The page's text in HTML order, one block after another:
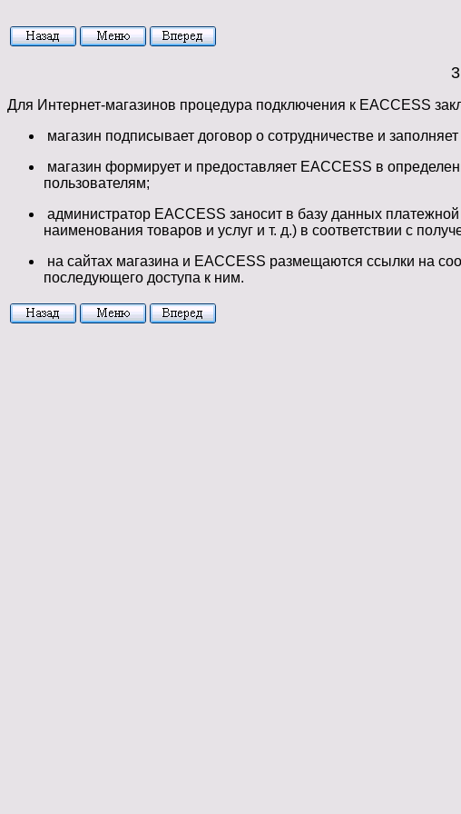
Для Интернет-магазинов процедура подключения к EACCESS
магазин подписывает договор о сотрудничестве и
магазин формирует и предоставляет EACCESS в
пользователям;
администратор EACCESS заносит в базу данных
наименования товаров и услуг и т. д.) в соответствии с
на сайтах магазина и EACCESS размещаются ссылки на
последующего доступа к ним.